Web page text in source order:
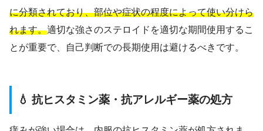
に分類されており、部位や症状の程度によって使い分けら
れます。適切な強さのステロイドを適切な期間使用するこ
とが重要で、自己判断での長期使用は避けるべきです。
💧 抗ヒスタミン薬・抗アレルギー薬の処方